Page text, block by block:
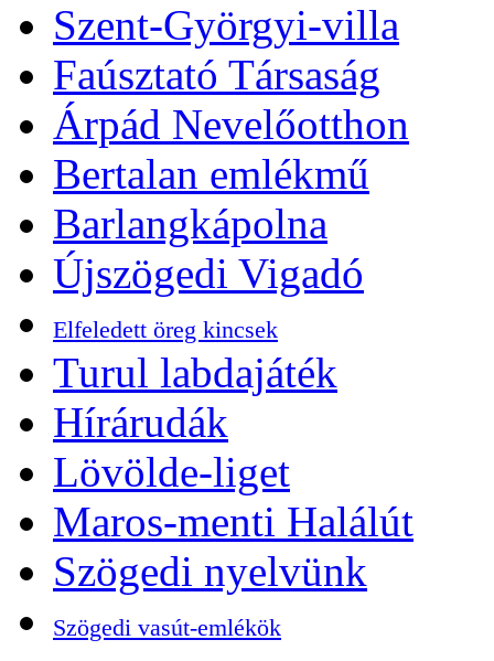
Szent-Györgyi-villa
Faúsztató Társaság
Árpád Nevelőotthon
Bertalan emlékmű
Barlangkápolna
Újszögedi Vigadó
Elfeledett öreg kincsek
Turul labdajáték
Hírárudák
Lövölde-liget
Maros-menti Halálút
Szögedi nyelvünk
Szögedi vasút-emlékök